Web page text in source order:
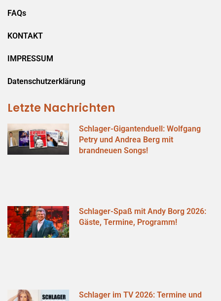
FAQs
KONTAKT
IMPRESSUM
Datenschutzerklärung
Letzte Nachrichten
Schlager-Gigantenduell: Wolfgang
Petry und Andrea Berg mit
brandneuen Songs!
Schlager-Spaß mit Andy Borg 2026:
Gäste, Termine, Programm!
Schlager im TV 2026: Termine und